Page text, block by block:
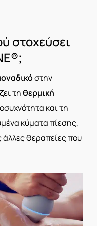
στοχεύσει
στην
τηθερμική
και τη
κύματα πίεσης,
άλλες θεραπείες που